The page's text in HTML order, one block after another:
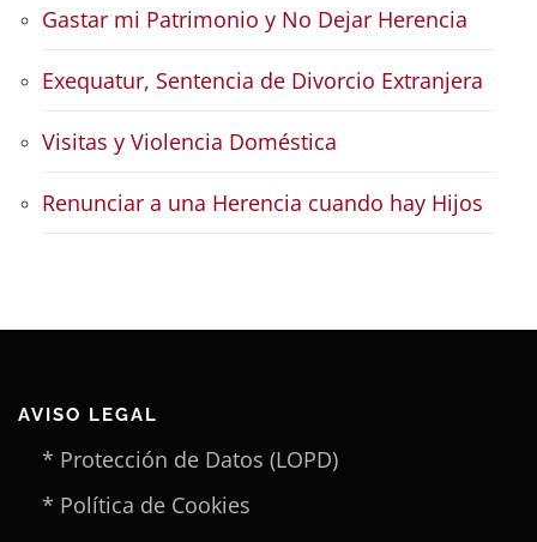
Gastar mi Patrimonio y No Dejar Herencia
Exequatur, Sentencia de Divorcio Extranjera
Visitas y Violencia Doméstica
Renunciar a una Herencia cuando hay Hijos
AVISO LEGAL
* Protección de Datos (LOPD)
* Política de Cookies